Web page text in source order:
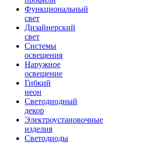
Функциональный
свет
Дизайнерский
свет
Системы
освещения
Наружное
освещение
Гибкий
неон
Светодиодный
декор
Электроустановочные
изделия
Светодиоды